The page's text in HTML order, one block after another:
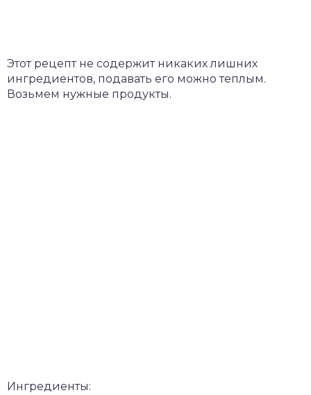
Этот рецепт не содержит никаких лишних
ингредиентов, подавать его можно теплым.
Возьмем нужные продукты.
Ингредиенты: